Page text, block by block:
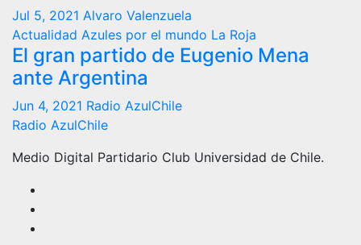
Jul 5, 2021 Alvaro Valenzuela
Actualidad Azules por el mundo La Roja
El gran partido de Eugenio Mena
ante Argentina
Jun 4, 2021 Radio AzulChile
Radio AzulChile
Medio Digital Partidario Club Universidad de Chile.